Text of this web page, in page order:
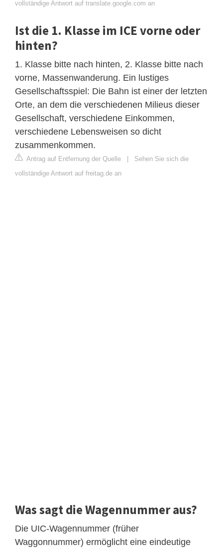
vollständige Antwort auf translate.google.com an
Ist die 1. Klasse im ICE vorne oder
hinten?
1. Klasse bitte nach hinten, 2. Klasse bitte nach
vorne, Massenwanderung. Ein lustiges
Gesellschaftsspiel: Die Bahn ist einer der letzten
Orte, an dem die verschiedenen Milieus dieser
Gesellschaft, verschiedene Einkommen,
verschiedene Lebensweisen so dicht
zusammenkommen.
Antrag auf Entfernung der Quelle | Sehen Sie sich die
vollständige Antwort auf freitag.de an
Was sagt die Wagennummer aus?
Die UIC-Wagennummer (früher
Waggonnummer) ermöglicht eine eindeutige